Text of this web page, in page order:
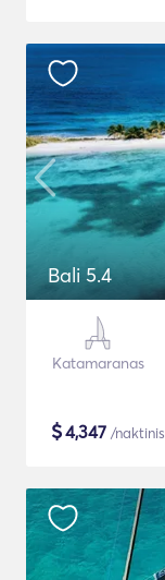
Bali 5.4
Katamaranas
$4,347 /naktinis